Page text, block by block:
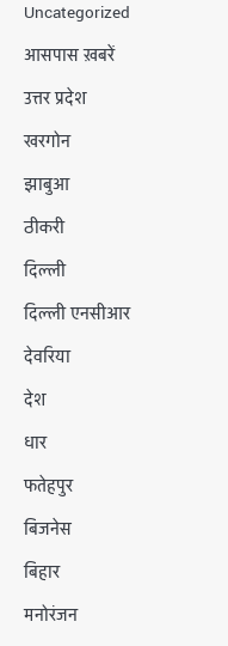
Uncategorized
आसपास ख़बरें
उत्तर प्रदेश
खरगोन
झाबुआ
ठीकरी
दिल्ली
दिल्ली एनसीआर
देवरिया
देश
धार
फतेहपुर
बिजनेस
बिहार
मनोरंजन